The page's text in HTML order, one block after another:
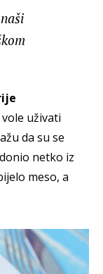
uživati
da su se
netko iz
meso, a